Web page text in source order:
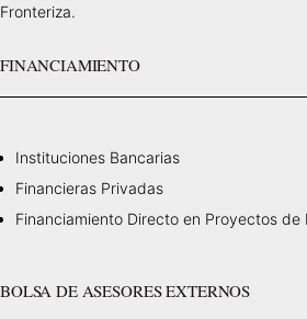
Fronteriza.
FINANCIAMIENTO
Instituciones Bancarias
Financieras Privadas
Financiamiento Directo en Proyectos de
BOLSA DE ASESORES EXTERNOS